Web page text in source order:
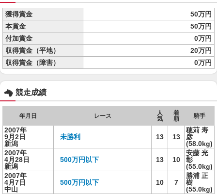
獲得賞金
50万円
本賞金
50万円
付加賞金
0万円
収得賞金（平地）
20万円
収得賞金（障害）
0万円
競走成績
年月日 レース
人
気
着
順
騎手
2007年
9月2日
新潟
未勝利 13 13
穂苅 寿
彦
(58.0kg)
2007年
4月28日
新潟
500万円以下 13 10
安藤 光
彰
(55.0kg)
2007年
4月7日
中山
500万円以下 10 7
勝浦 正
樹
(55.0kg)